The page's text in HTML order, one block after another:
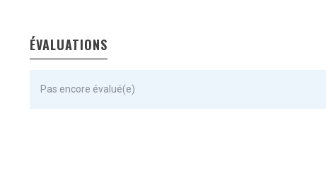
ÉVALUATIONS
Pas encore évalué(e)